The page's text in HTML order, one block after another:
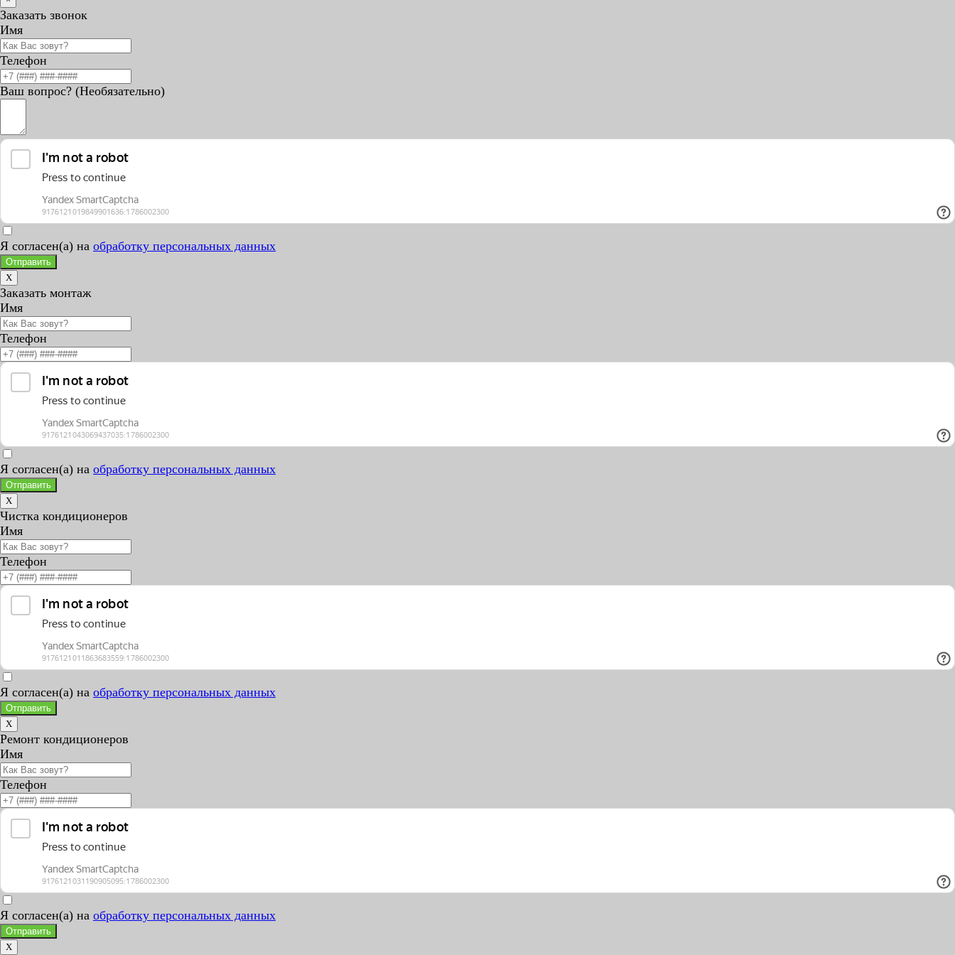
Заказать звонок
Имя
Телефон
Ваш вопрос? (Необязательно)
Я согласен(а) на обработку персональных данных
Отправить
X
Заказать монтаж
Имя
Телефон
Я согласен(а) на обработку персональных данных
Отправить
X
Чистка кондиционеров
Имя
Телефон
Я согласен(а) на обработку персональных данных
Отправить
X
Ремонт кондиционеров
Имя
Телефон
Я согласен(а) на обработку персональных данных
Отправить
X